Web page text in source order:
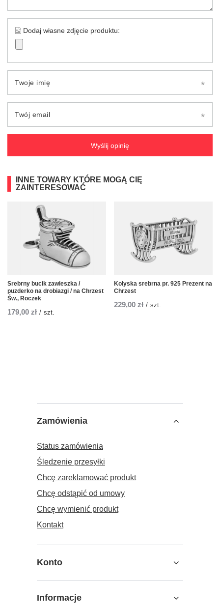
Dodaj własne zdjęcie produktu:
Twoje imię
Twój email
Wyślij opinię
INNE TOWARY KTÓRE MOGĄ CIĘ
ZAINTERESOWAĆ
Srebrny bucik zawieszka /
puzderko na drobiazgi / na Chrzest
Św., Roczek
179,00 zł / szt.
Kołyska srebrna pr. 925 Prezent na
Chrzest
229,00 zł / szt.
Zamówienia
Status zamówienia
Śledzenie przesyłki
Chcę zareklamować produkt
Chcę odstąpić od umowy
Chcę wymienić produkt
Kontakt
Konto
Informacje